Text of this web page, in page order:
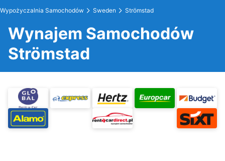
Wypożyczalnia Samochodów Sweden Strömstad
Wynajem Samochodów
Strömstad